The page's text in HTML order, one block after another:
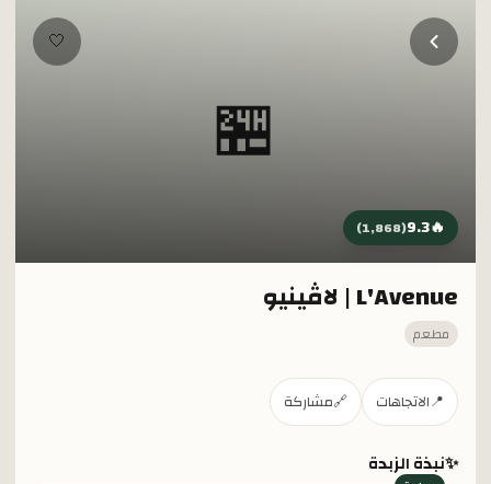
تخطي إلى المحتوى الرئيسي
🏪
🤍
🔥
9.3
(
1,868
)
L'Avenue | لاڤينيو
مطعم
📍الاتجاهات 🔗مشاركة
✨نبذة الزبدة